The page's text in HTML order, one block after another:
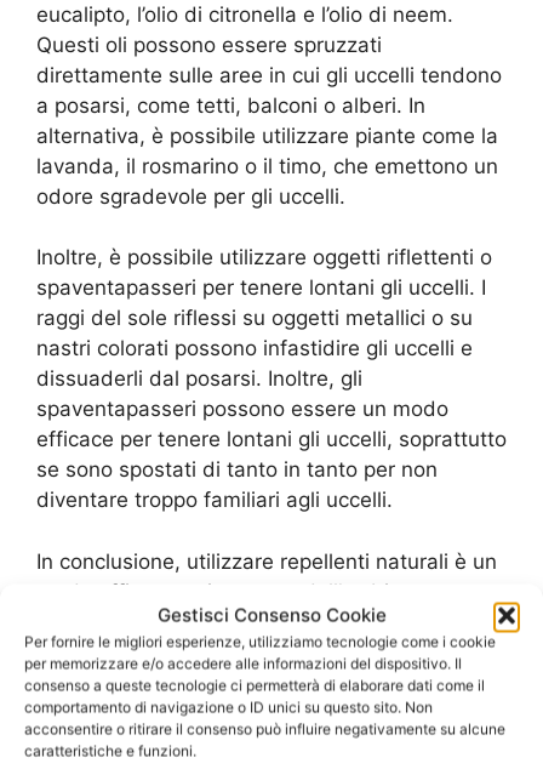
Gestisci Consenso Cookie
Per fornire le migliori esperienze, utilizziamo tecnologie come i cookie
per memorizzare e/o accedere alle informazioni del dispositivo. Il
consenso a queste tecnologie ci permetterà di elaborare dati come il
comportamento di navigazione o ID unici su questo sito. Non
acconsentire o ritirare il consenso può influire negativamente su alcune
caratteristiche e funzioni.
eucalipto, l’olio di citronella e l’olio di neem.
Questi oli possono essere spruzzati
direttamente sulle aree in cui gli uccelli tendono
a posarsi, come tetti, balconi o alberi. In
alternativa, è possibile utilizzare piante come la
lavanda, il rosmarino o il timo, che emettono un
odore sgradevole per gli uccelli.
Inoltre, è possibile utilizzare oggetti riflettenti o
spaventapasseri per tenere lontani gli uccelli. I
raggi del sole riflessi su oggetti metallici o su
nastri colorati possono infastidire gli uccelli e
dissuaderli dal posarsi. Inoltre, gli
spaventapasseri possono essere un modo
efficace per tenere lontani gli uccelli, soprattutto
se sono spostati di tanto in tanto per non
diventare troppo familiari agli uccelli.
In conclusione, utilizzare repellenti naturali è un
modo efficace e rispettoso dell’ambiente per
tenere lontani gli uccelli indesiderati. Con un po’
di pazienza e costanza, è possibile mantenere
la propria casa o giardino liberi da uccelli senza
dover spendere una fortuna in costosi servizi di
allontanamento volatili. Ricorda sempre di